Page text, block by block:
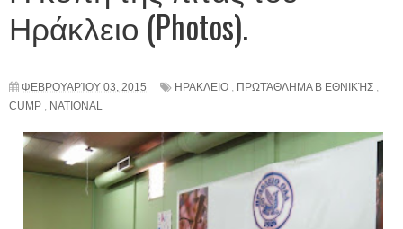
Ηράκλειο (Photos).
ΦΕΒΡΟΥΑΡΊΟΥ 03, 2015 ΗΡΑΚΛΕΙΟ , ΠΡΩΤΆΘΛΗΜΑ Β ΕΘΝΙΚΉΣ ,
CUMP , NATIONAL